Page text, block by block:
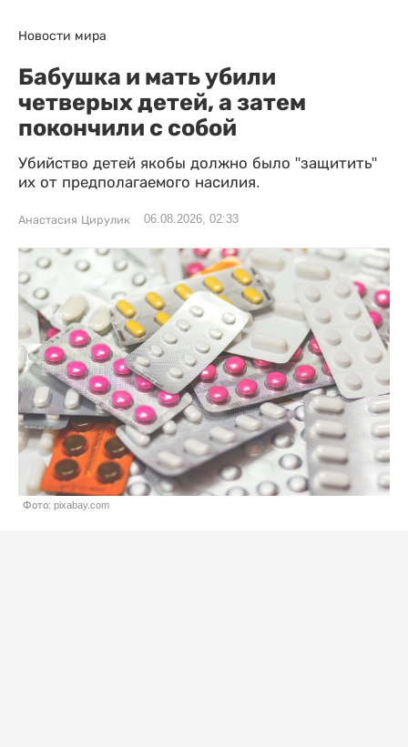
Новости мира
Бабушка и мать убили
четверых детей, а затем
покончили с собой
Убийство детей якобы должно было "защитить"
их от предполагаемого насилия.
Анастасия Цирулик 06.08.2026, 02:33
Фото: pixabay.com